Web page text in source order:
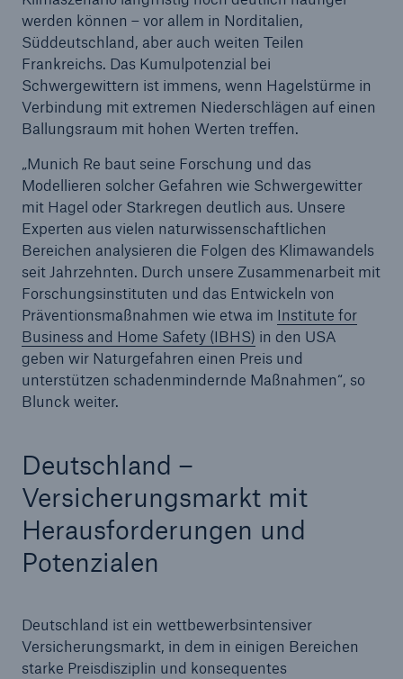
werden können – vor allem in Norditalien,
Süddeutschland, aber auch weiten Teilen
Frankreichs. Das Kumulpotenzial bei
Schwergewittern ist immens, wenn Hagelstürme in
Verbindung mit extremen Niederschlägen auf einen
Ballungsraum mit hohen Werten treffen.
„Munich Re baut seine Forschung und das
Modellieren solcher Gefahren wie Schwergewitter
mit Hagel oder Starkregen deutlich aus. Unsere
Experten aus vielen naturwissenschaftlichen
Bereichen analysieren die Folgen des Klimawandels
seit Jahrzehnten. Durch unsere Zusammenarbeit mit
Forschungsinstituten und das Entwickeln von
Präventionsmaßnahmen wie etwa im Institute for
Business and Home Safety (IBHS) in den USA
geben wir Naturgefahren einen Preis und
unterstützen schadenmindernde Maßnahmen“, so
Blunck weiter.
Deutschland –
Versicherungsmarkt mit
Herausforderungen und
Potenzialen
Deutschland ist ein wettbewerbsintensiver
Versicherungsmarkt, in dem in einigen Bereichen
starke Preisdisziplin und konsequentes